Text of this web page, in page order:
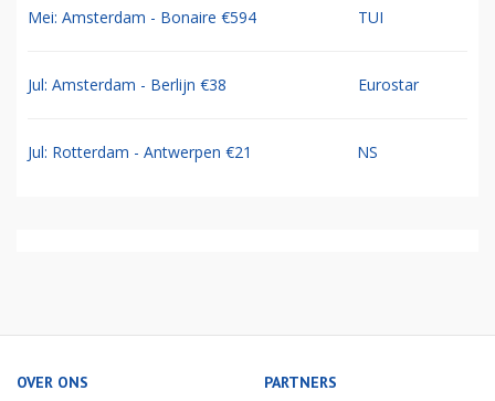
Mei: Amsterdam - Bonaire €594 TUI
Jul: Amsterdam - Berlijn €38 Eurostar
Jul: Rotterdam - Antwerpen €21 NS
OVER ONS PARTNERS